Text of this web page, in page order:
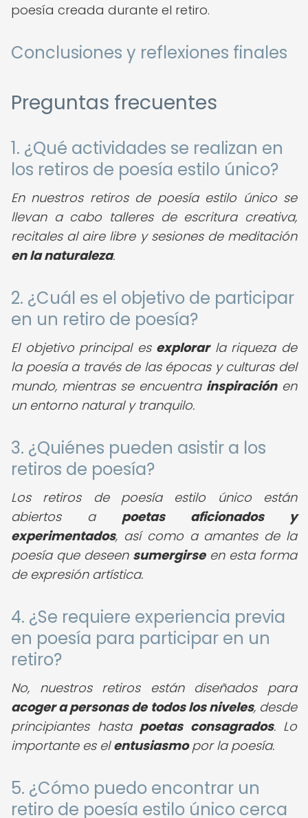
poesía creada durante el retiro.
Conclusiones y reflexiones finales
Preguntas frecuentes
1. ¿Qué actividades se realizan en
los retiros de poesía estilo único?
En nuestros retiros de poesía estilo único se
llevan a cabo talleres de escritura creativa,
recitales al aire libre y sesiones de meditación
en la naturaleza.
2. ¿Cuál es el objetivo de participar
en un retiro de poesía?
El objetivo principal es explorarla riqueza de
la poesía a través de las épocas y culturas del
mundo, mientras se encuentra inspiraciónen
un entorno natural y tranquilo.
3. ¿Quiénes pueden asistir a los
retiros de poesía?
Los retiros de poesía estilo único están
abiertos a poetas aficionados y
experimentados, así como a amantes de la
poesía que deseen sumergirseen esta forma
de expresión artística.
4. ¿Se requiere experiencia previa
en poesía para participar en un
retiro?
No, nuestros retiros están diseñados para
acoger a personas de todos los niveles, desde
principiantes hasta poetas consagrados. Lo
importante es elentusiasmopor la poesía.
5. ¿Cómo puedo encontrar un
retiro de poesía estilo único cerca